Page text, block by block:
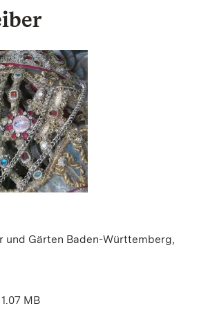
und Gärten Baden-Württemberg,
MB